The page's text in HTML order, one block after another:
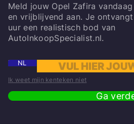
Meld jouw Opel Zafira
en vrijblijvend aan. Je
uur een realistisch bod van
AutoInkoopSpecialist.nl.
NL
Ik weet mijn kenteken niet
Ga